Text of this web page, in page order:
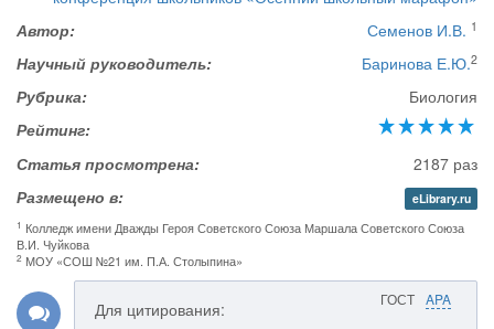
Автор:
Семенов И.В. 1
Научный руководитель: Баринова Е.Ю.2
Рубрика:
Биология
Рейтинг:
Статья просмотрена:
2187 раз
Размещено в:
eLibrary.ru
1 Колледж имени Дважды Героя Советского Союза Маршала Советского Союза
В.И. Чуйкова
2 МОУ «СОШ №21 им. П.А. Столыпина»
ГОСТ APA
Для цитирования: